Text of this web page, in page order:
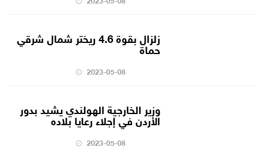
زلزال بقوة 4.6 ريختر شمال شرقي
حماة
2023-05-08
وزير الخارجية الهولندي يشيد بدور
الأردن في إجلاء رعايا بلاده
2023-05-08